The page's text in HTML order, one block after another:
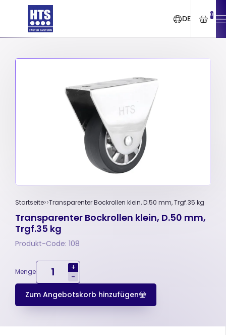
DE 0
Startseite Transparenter Bockrollen klein, D.50 mm, Trgf.35 kg
Transparenter Bockrollen klein, D.50 mm,
Trgf.35 kg
Produkt-Code: 108
Menge
+
-
Zum Angebotskorb hinzufügen